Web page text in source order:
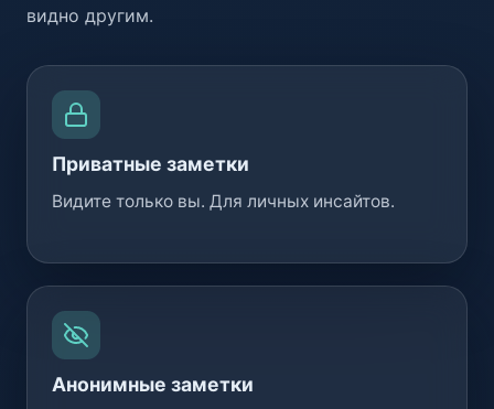
видно другим.
Приватные заметки
Видите только вы. Для личных инсайтов.
Анонимные заметки